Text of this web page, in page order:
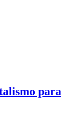
para